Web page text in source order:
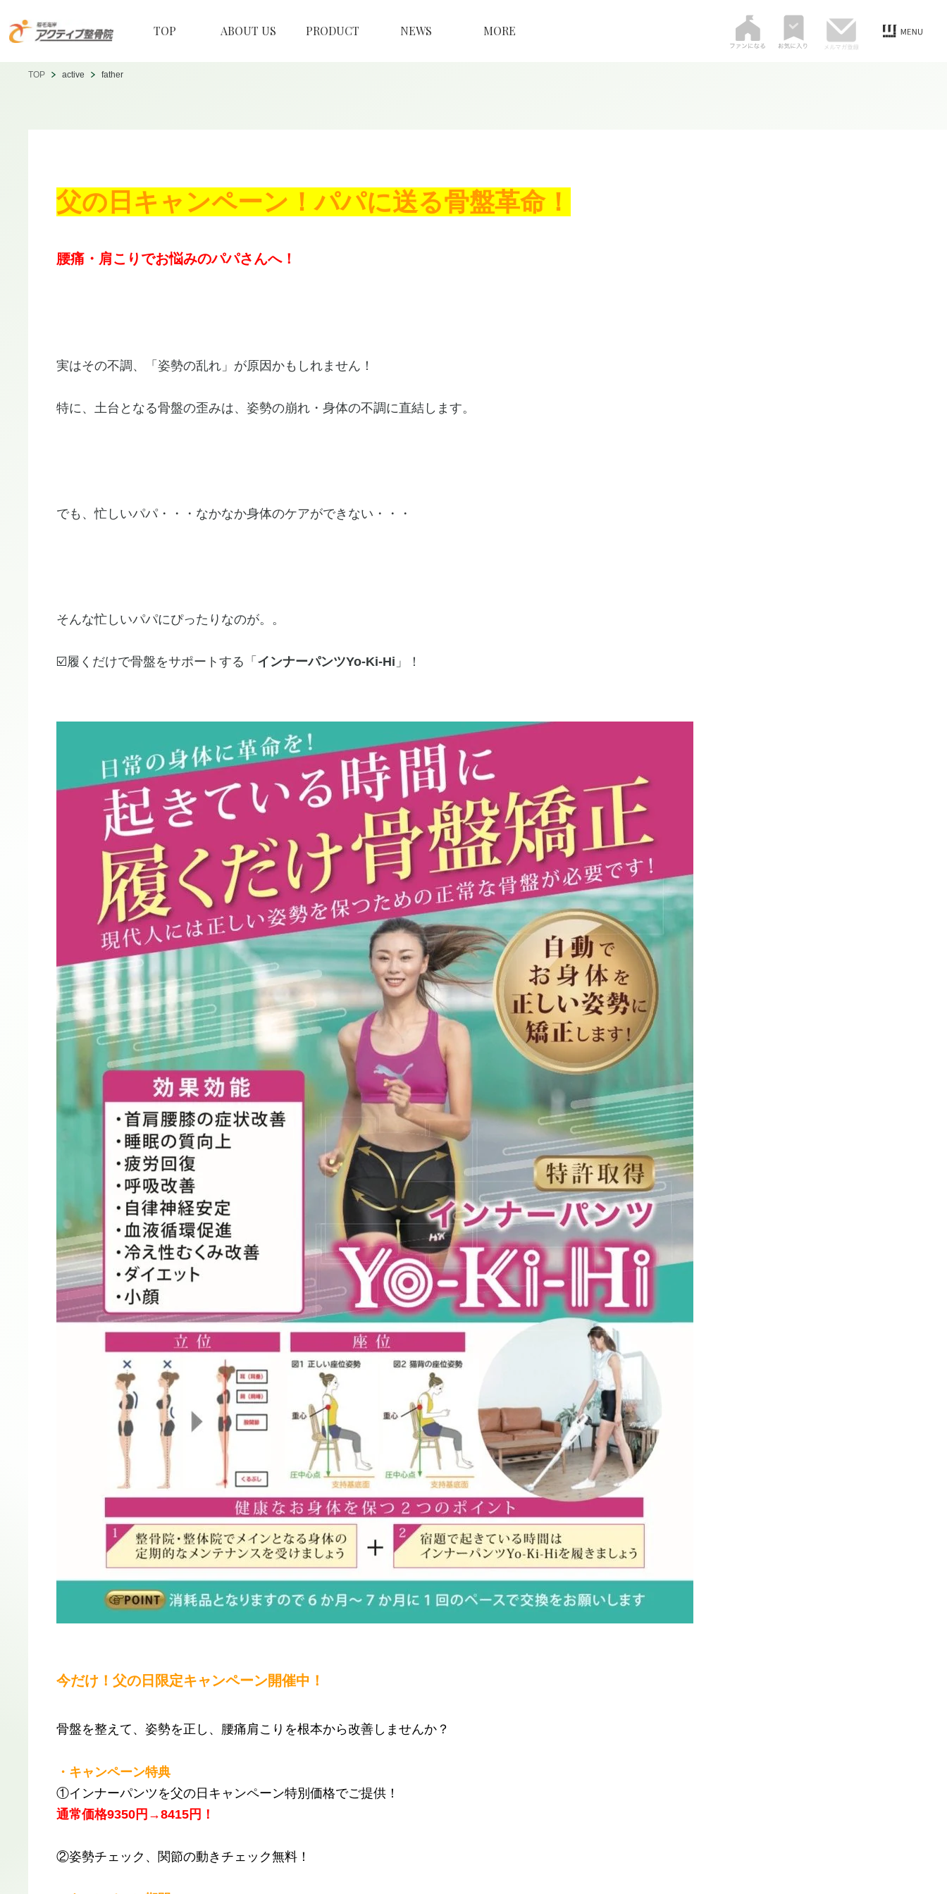
TOP ABOUT US PRODUCT NEWS MORE
TOP active father
父の日キャンペーン！パパに送る骨盤革命！
腰痛・肩こりでお悩みのパパさんへ！
実はその不調、「姿勢の乱れ」が原因かもしれません！
特に、土台となる骨盤の歪みは、姿勢の崩れ・身体の不調に直結します。
でも、忙しいパパ・・・なかなか身体のケアができない・・・
そんな忙しいパパにぴったりなのが。。
☑️履くだけで骨盤をサポートする「 インナーパンツYo-Ki-Hi 」！
今だけ！父の日限定キャンペーン開催中！
骨盤を整えて、姿勢を正し、腰痛肩こりを根本から改善しませんか？
・キャンペーン特典
​①インナーパンツを父の日キャンペーン特別価格でご提供！
​通常価格9350円→8415円！
​②姿勢チェック、関節の動きチェック無料！